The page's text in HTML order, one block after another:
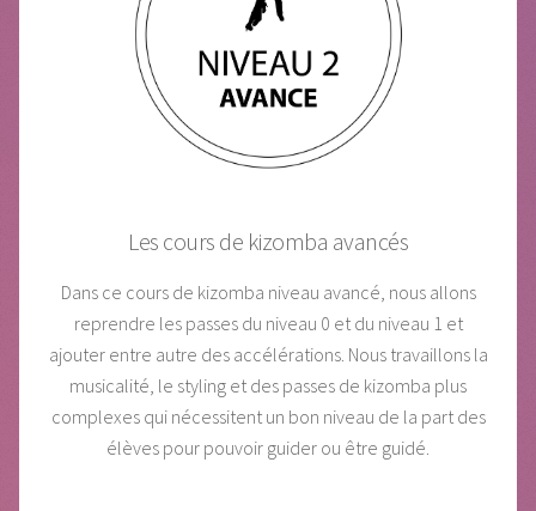
Les cours de kizomba avancés
Dans ce cours de kizomba niveau avancé, nous allons
reprendre les passes du niveau 0 et du niveau 1 et
ajouter entre autre des accélérations. Nous travaillons la
musicalité, le styling et des passes de kizomba plus
complexes qui nécessitent un bon niveau de la part des
élèves pour pouvoir guider ou être guidé.